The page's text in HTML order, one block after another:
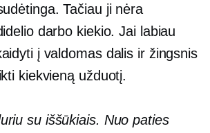
Tačiau ji nėra
darbo kiekio. Jai labiau
į valdomas dalis ir žingsnis
kiekvieną užduotį.
su iššūkiais. Nuo paties